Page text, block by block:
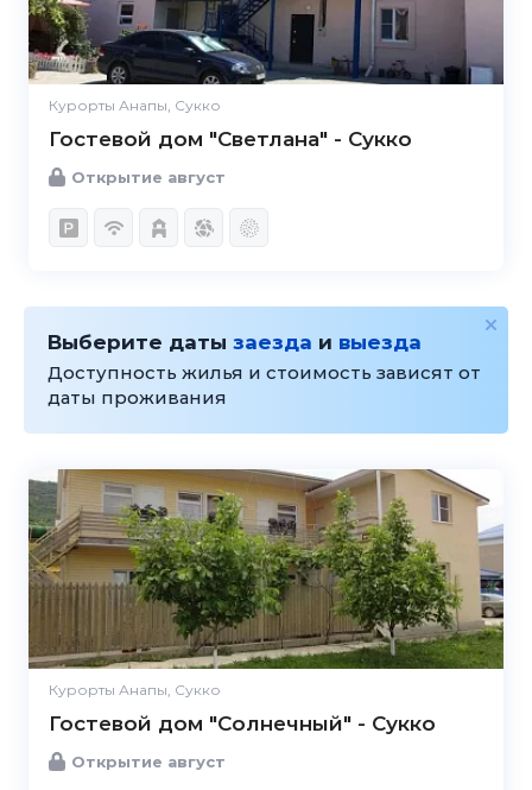
Курорты Анапы, Сукко
Гостевой дом "Светлана" - Сукко
Открытие август
Выберите даты заезда и выезда
Доступность жилья и стоимость зависят от
даты проживания
Курорты Анапы, Сукко
Гостевой дом "Солнечный" - Сукко
Открытие август